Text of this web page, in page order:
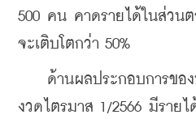
500 คน คาดรายได้ในส่วน
จะเติบโตกว่า 50%
ด้านผลประกอบการของ
งวดไตรมาส 1/2566 มีราย